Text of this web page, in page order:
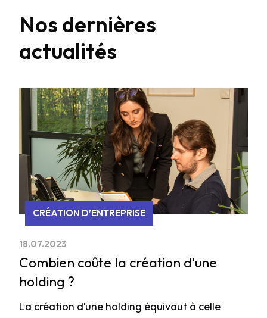
Nos dernières
actualités
CRÉATION D’ENTREPRISE
18.07.2023
Combien coûte la création d'une
holding ?
La création d’une holding équivaut à celle